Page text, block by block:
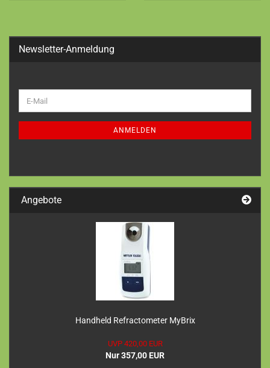
Newsletter-Anmeldung
ZUR
E-
Mail
ANMELDEN
Angebote
Handheld Refractometer MyBrix
UVP 420,00 EUR
Nur 357,00 EUR